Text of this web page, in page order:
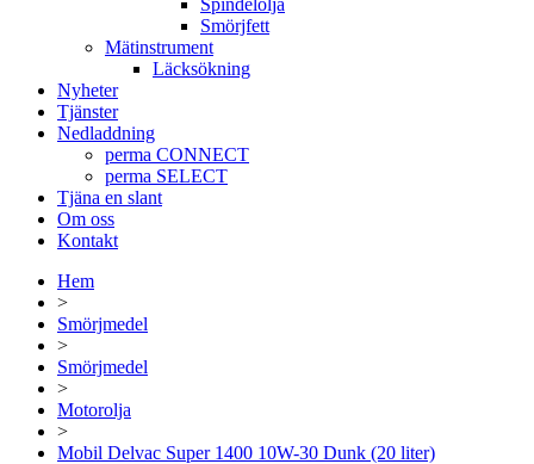
Spindelolja
Smörjfett
Mätinstrument
Läcksökning
Nyheter
Tjänster
Nedladdning
perma CONNECT
perma SELECT
Tjäna en slant
Om oss
Kontakt
Hem
>
Smörjmedel
>
Smörjmedel
>
Motorolja
>
Mobil Delvac Super 1400 10W-30 Dunk (20 liter)